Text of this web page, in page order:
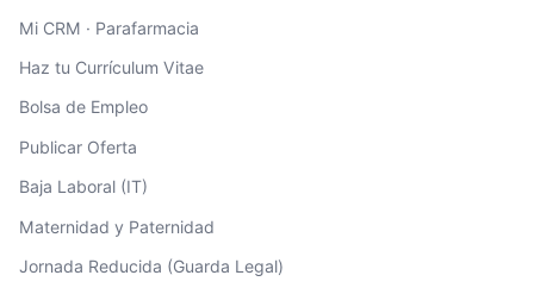
Mi CRM · Parafarmacia
Haz tu Currículum Vitae
Bolsa de Empleo
Publicar Oferta
Baja Laboral (IT)
Maternidad y Paternidad
Jornada Reducida (Guarda Legal)